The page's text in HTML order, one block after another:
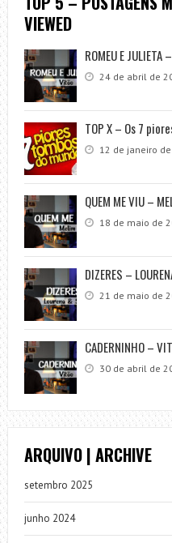
VIEWED
ROMEU E JULIETA
24 de abril de
TOP X – Os 7
12 de janeiro
QUEM ME VIU –
18 de maio de
DIZERES –
21 de maio de
CADERNINHO –
30 de abril de
ARQUIVO | ARCHIVE
setembro 2025
junho 2024